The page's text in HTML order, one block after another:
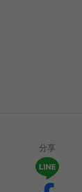
分享